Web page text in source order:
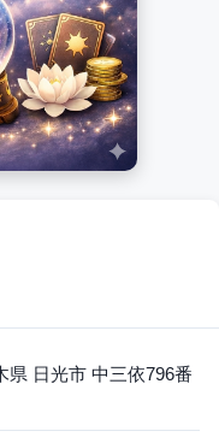
日光市 中三依796番